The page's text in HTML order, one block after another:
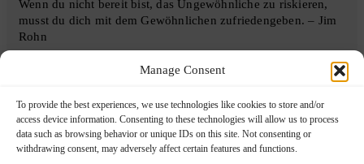
Manage Consent
To provide the best experiences, we use technologies like cookies to store and/or
access device information. Consenting to these technologies will allow us to process
data such as browsing behavior or unique IDs on this site. Not consenting or
withdrawing consent, may adversely affect certain features and functions.
Wenn du nicht bereit bist, das Ungewöhnliche zu riskieren,
musst du dich mit dem Gewöhnlichen zufriedengeben. – Jim
Rohn
$372
0
out
of
5 (0 Reviews)